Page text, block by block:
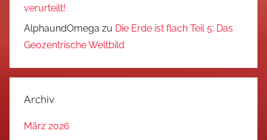
verurteilt!
AlphaundOmega zu Die Erde ist flach Teil 5: Das
Geozentrische Weltbild
Archiv
März 2026